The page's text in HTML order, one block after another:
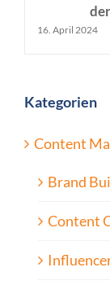
16. April 2024
Kategorien
Content
Brand
Content